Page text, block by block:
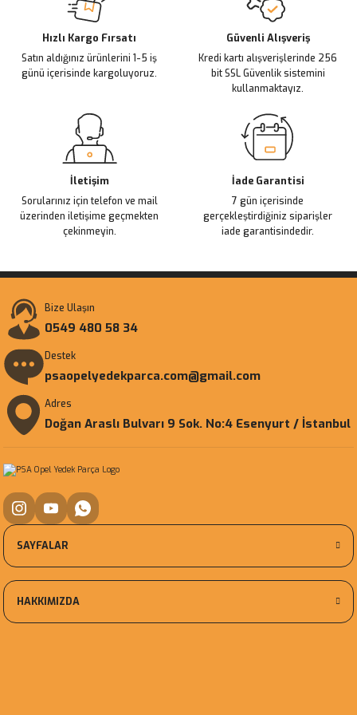
Ürün bilgilerinde hatalar bulunuyor.
Ürün fiyatı diğer sitelerden daha pahalı.
Bu ürüne benzer farklı alternatifler olmalı.
Hızlı Kargo Fırsatı
Satın aldığınız ürünlerini 1-5 iş
günü içerisinde kargoluyoruz.
Güvenli Alışveriş
Kredi kartı alışverişlerinde 256
bit SSL Güvenlik sistemini
kullanmaktayız.
İletişim
Sorularınız için telefon ve mail
üzerinden iletişime geçmekten
çekinmeyin.
İade Garantisi
7 gün içerisinde
gerçekleştirdiğiniz siparişler
iade garantisindedir.
Bize Ulaşın
0549 480 58 34
Destek
psaopelyedekparca.com@gmail.com
Adres
Doğan Araslı Bulvarı 9 Sok. No:4 Esenyurt / İstanbul
SAYFALAR
HAKKIMIZDA